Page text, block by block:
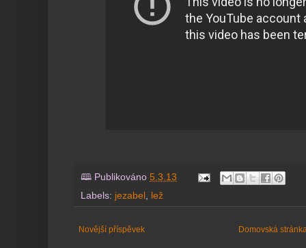
🕮 Publikováno 5.3.13
Labels: jezabel lež
Novější příspěvek Domovská